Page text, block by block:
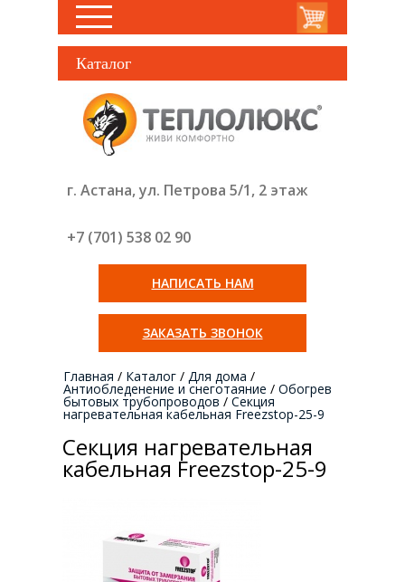
Каталог
г. Астана, ул. Петрова 5/1, 2 этаж
+7 (701) 538 02 90
НАПИСАТЬ НАМ
ЗАКАЗАТЬ ЗВОНОК
Главная / Каталог / Для дома /
Антиобледенение и снеготаяние / Обогрев
бытовых трубопроводов / Секция
нагревательная кабельная Freezstop-25-9
Секция нагревательная
кабельная Freezstop-25-9